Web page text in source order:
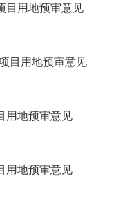
目用地预审意见
目用地预审意见
用地预审意见
用地预审意见